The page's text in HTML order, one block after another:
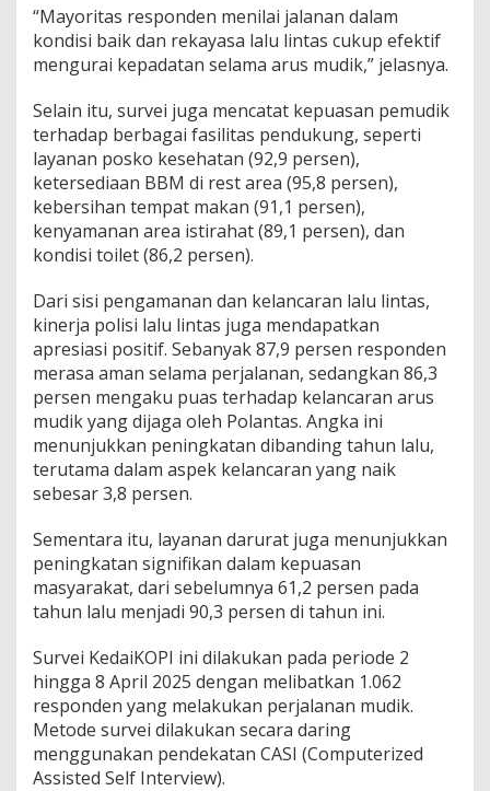
“Mayoritas responden menilai jalanan dalam
kondisi baik dan rekayasa lalu lintas cukup efektif
mengurai kepadatan selama arus mudik,” jelasnya.
Selain itu, survei juga mencatat kepuasan pemudik
terhadap berbagai fasilitas pendukung, seperti
layanan posko kesehatan (92,9 persen),
ketersediaan BBM di rest area (95,8 persen),
kebersihan tempat makan (91,1 persen),
kenyamanan area istirahat (89,1 persen), dan
kondisi toilet (86,2 persen).
Dari sisi pengamanan dan kelancaran lalu lintas,
kinerja polisi lalu lintas juga mendapatkan
apresiasi positif. Sebanyak 87,9 persen responden
merasa aman selama perjalanan, sedangkan 86,3
persen mengaku puas terhadap kelancaran arus
mudik yang dijaga oleh Polantas. Angka ini
menunjukkan peningkatan dibanding tahun lalu,
terutama dalam aspek kelancaran yang naik
sebesar 3,8 persen.
Sementara itu, layanan darurat juga menunjukkan
peningkatan signifikan dalam kepuasan
masyarakat, dari sebelumnya 61,2 persen pada
tahun lalu menjadi 90,3 persen di tahun ini.
Survei KedaiKOPI ini dilakukan pada periode 2
hingga 8 April 2025 dengan melibatkan 1.062
responden yang melakukan perjalanan mudik.
Metode survei dilakukan secara daring
menggunakan pendekatan CASI (Computerized
Assisted Self Interview).